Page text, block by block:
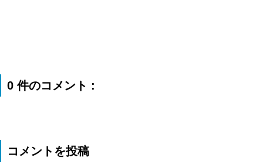
0 件のコメント :
コメントを投稿